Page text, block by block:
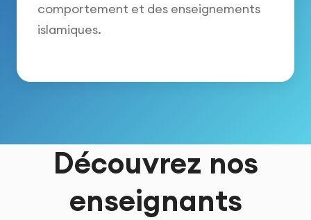
comportement et des enseignements
islamiques.
Découvrez nos
enseignants